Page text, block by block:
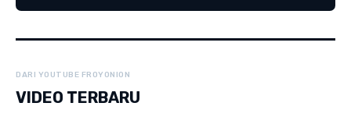
DARI YOUTUBE FROYONION
VIDEO TERBARU